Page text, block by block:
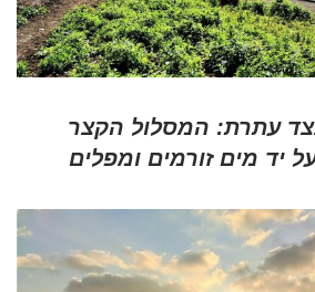
עתרת: המסלול הקצר
יד מים זורמים ומפלים